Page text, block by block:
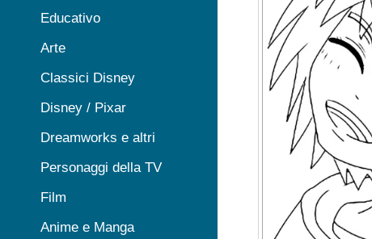
Educativo
Arte
Classici Disney
Disney / Pixar
Dreamworks e altri
Personaggi della TV
Film
Anime e Manga